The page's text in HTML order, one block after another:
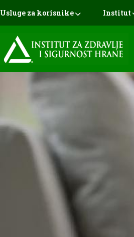
Usluge za korisnike Institut